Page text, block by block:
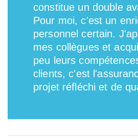
constitue un double
Pour moi, c'est un
personnel certain.
mes collègues et
peu leurs
clients, c'est
projet réfléchi et de